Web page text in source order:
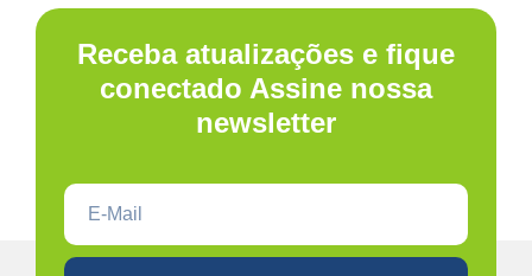
Receba atualizações e fique
conectado Assine nossa
newsletter